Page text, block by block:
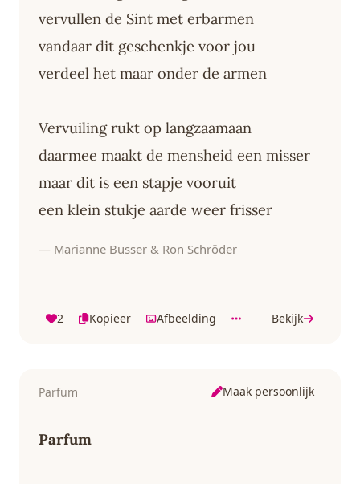
vervullen de Sint met erbarmen
vandaar dit geschenkje voor jou
verdeel het maar onder de armen
Vervuiling rukt op langzaamaan
daarmee maakt de mensheid een misser
maar dit is een stapje vooruit
een klein stukje aarde weer frisser
— Marianne Busser & Ron Schröder
2 Kopieer Afbeelding Bekijk
Parfum Maak persoonlijk
Parfum